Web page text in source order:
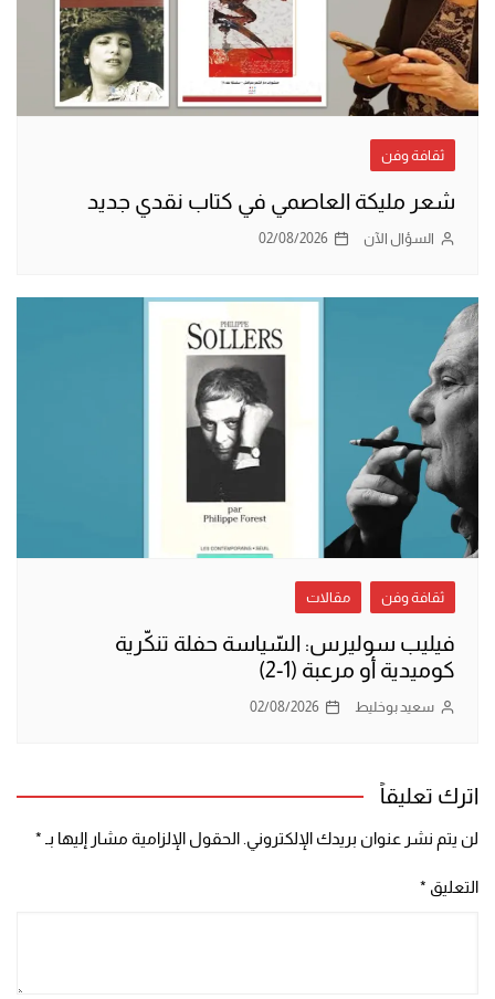
ثقافة وفن
شعر مليكة العاصمي في كتاب نقدي جديد
السؤال الآن 02/08/2026
ثقافة وفن مقالات
فيليب سوليرس: السّياسة حفلة تنكّرية
كوميدية أو مرعبة (1-2)
سعيد بوخليط 02/08/2026
اترك تعليقاً
لن يتم نشر عنوان بريدك الإلكتروني. الحقول الإلزامية مشار إليها بـ *
التعليق *